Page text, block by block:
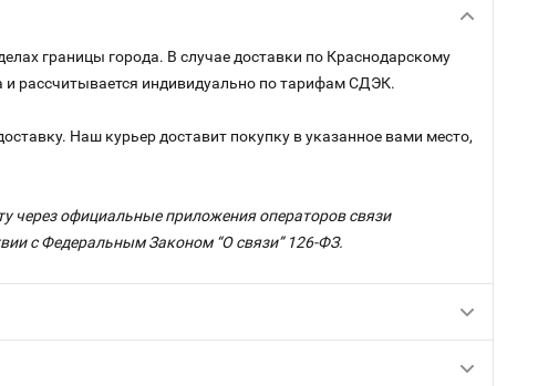
границы города. В случае доставки по Краснодарскому
и рассчитывается индивидуально по тарифам СДЭК.
Наш курьер доставит покупку в указанное вами место,
через официальные приложения операторов связи
с Федеральным Законом “О связи” 126-ФЗ.